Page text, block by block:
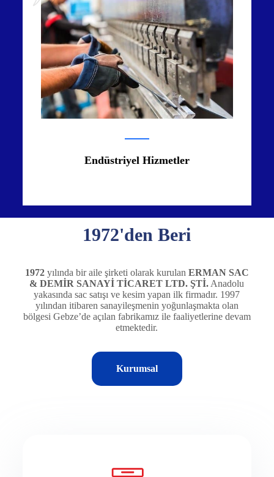
Endüstriyel Hizmetler
1972'den Beri
1972yılında bir aile şirketi olarak kurulan ERMAN SAC
& DEMİR SANAYİ TİCARET LTD. ŞTİ.Anadolu
yakasında sac satışı ve kesim yapan ilk firmadır. 1997
yılından itibaren sanayileşmenin yoğunlaşmakta olan
bölgesi Gebze’de açılan fabrikamız ile faaliyetlerine devam
etmektedir.
Kurumsal